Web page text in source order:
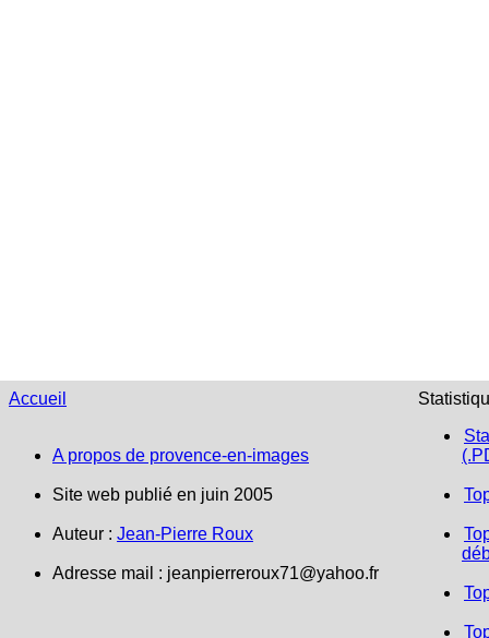
Accueil
A propos de provence-en-images
Site web publié en juin 2005
Auteur : Jean-Pierre Roux
Adresse mail : jeanpierreroux71@yahoo.fr